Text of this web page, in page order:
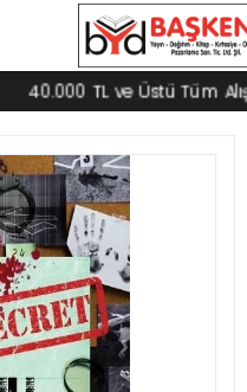
40.000 TL ve Üstü Tüm